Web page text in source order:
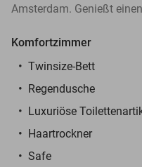
Amsterdam. Genießt
Komfortzimmer
Twinsize-Bett
Regendusche
Luxuriöse
Haartrockner
Safe